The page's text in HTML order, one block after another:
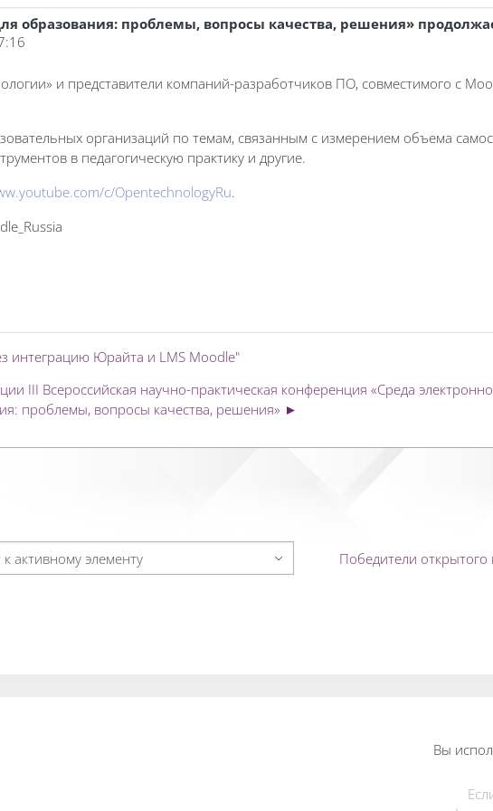
образования: проблемы, вопросы качества, решения»
и представители компаний-разработчиков ПО, совместимого с
организаций по темам, связанным с измерением объема
в педагогическую практику и другие.
c/OpentechnologyRu.
интеграцию Юрайта и LMS Moodle"
III Всероссийская научно-практическая конференция «Среда
проблемы, вопросы качества, решения» ►
активному элементу Победители открытого
Вы